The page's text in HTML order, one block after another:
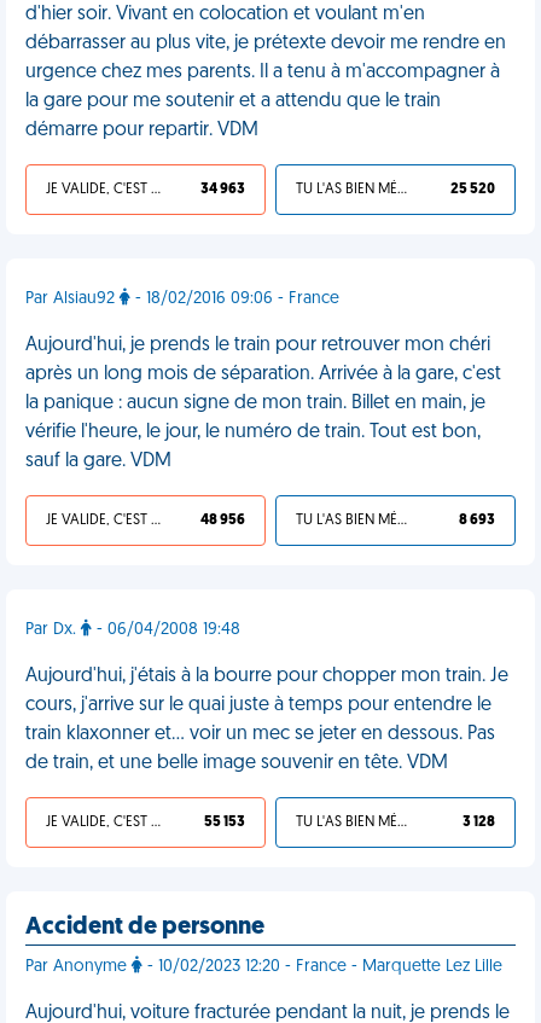
d'hier soir. Vivant en colocation et voulant m'en
débarrasser au plus vite, je prétexte devoir me rendre en
urgence chez mes parents. Il a tenu à m'accompagner à
la gare pour me soutenir et a attendu que le train
démarre pour repartir. VDM
JE VALIDE, C'EST UNE VDM 34 963 TU L'AS BIEN MÉRITÉ 25 520
Par Alsiau92 - 18/02/2016 09:06 - France
Aujourd'hui, je prends le train pour retrouver mon chéri
après un long mois de séparation. Arrivée à la gare, c'est
la panique : aucun signe de mon train. Billet en main, je
vérifie l'heure, le jour, le numéro de train. Tout est bon,
sauf la gare. VDM
JE VALIDE, C'EST UNE VDM 48 956 TU L'AS BIEN MÉRITÉ 8 693
Par Dx. - 06/04/2008 19:48
Aujourd'hui, j'étais à la bourre pour chopper mon train. Je
cours, j'arrive sur le quai juste à temps pour entendre le
train klaxonner et… voir un mec se jeter en dessous. Pas
de train, et une belle image souvenir en tête. VDM
JE VALIDE, C'EST UNE VDM 55 153 TU L'AS BIEN MÉRITÉ 3 128
Accident de personne
Par Anonyme - 10/02/2023 12:20 - France - Marquette Lez Lille
Aujourd'hui, voiture fracturée pendant la nuit, je prends le